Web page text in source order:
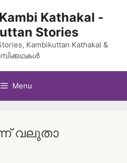
Kathakal -
Stories
Kambikuttan Kathakal &
Menu
വലുതാ